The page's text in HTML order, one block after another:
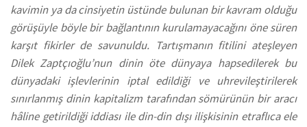
kavimin ya da cinsiyetin üstünde bulunan bir kavram olduğu
görüşüyle böyle bir bağlantının kurulamayacağını öne süren
karşıt fikirler de savunuldu. Tartışmanın fitilini ateşleyen
Dilek Zaptçıoğlu’nun dinin öte dünyaya hapsedilerek bu
dünyadaki işlevlerinin iptal edildiği ve uhrevileştirilerek
sınırlanmış dinin kapitalizm tarafından sömürünün bir aracı
hâline getirildiği iddiası ile din-din dışı ilişkisinin etraflıca ele